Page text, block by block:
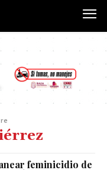
feminicidio de